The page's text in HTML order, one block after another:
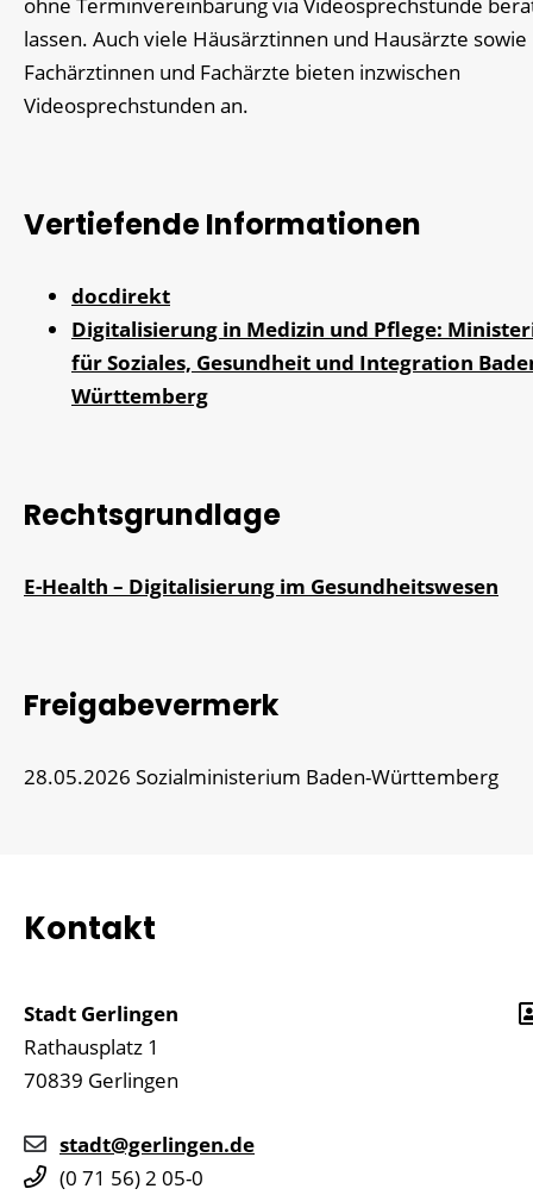
ohne Terminvereinbarung via Videosprechstunde
lassen. Auch viele Häusärztinnen und Hausärzte sowie
Fachärztinnen und Fachärzte bieten inzwischen
Videosprechstunden an.
Vertiefende Informationen
docdirekt
Digitalisierung in Medizin und Pflege:
für Soziales, Gesundheit und Integration
Württemberg
Rechtsgrundlage
E-Health – Digitalisierung im Gesundheitswesen
Freigabevermerk
28.05.2026 Sozialministerium Baden-Württemberg
Kontakt
Stadt Gerlingen
Rathausplatz 1
70839 Gerlingen
stadt@gerlingen.de
(0 71 56) 2 05-0